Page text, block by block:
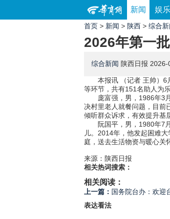
新闻 娱乐
首页 > 新闻 > 陕西 > 综合新
2026年第一
综合新闻 陕西日报 2026-
本报讯 （记者 王帅）6
等环节，共有151名助人为
庞富强，男，1986年3
决村里老人就餐问题，目前
倾听群众诉求，有效提升基
阮国平，男，1980年7
儿。2014年，他发起困难
庭，送去生活物资与暖心关
来源：陕西日报
相关热词搜索：
相关阅读：
上一篇： 国务院台办：欢迎
表达看法